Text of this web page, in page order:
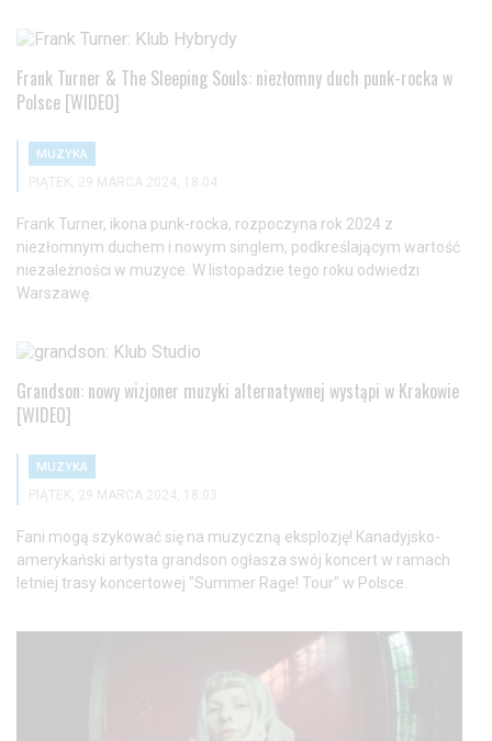
Frank Turner & The Sleeping Souls: niezłomny duch punk-rocka w
Polsce [WIDEO]
MUZYKA
PIĄTEK, 29 MARCA 2024, 18:04
Frank Turner, ikona punk-rocka, rozpoczyna rok 2024 z
niezłomnym duchem i nowym singlem, podkreślającym wartość
niezależności w muzyce. W listopadzie tego roku odwiedzi
Warszawę.
Grandson: nowy wizjoner muzyki alternatywnej wystąpi w Krakowie
[WIDEO]
MUZYKA
PIĄTEK, 29 MARCA 2024, 18:03
Fani mogą szykować się na muzyczną eksplozję! Kanadyjsko-
amerykański artysta grandson ogłasza swój koncert w ramach
letniej trasy koncertowej "Summer Rage! Tour" w Polsce.